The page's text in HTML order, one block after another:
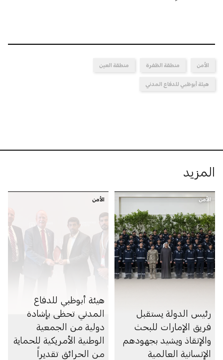
الأمن منطقة الظفرة منطقة العين
هيئة أبوظبي للدفاع المدني
المزيد
الأمن
رئيس الدولة يستقبل
فريق الإمارات للبحث
والإنقاذ ويشيد بجهودهم
الإنسانية العالمية
الأمن
هيئة أبوظبي للدفاع
المدني تحظى بإشادة
دولية من الجمعية
الوطنية الأمريكية للحماية
من الحرائق تقديراً